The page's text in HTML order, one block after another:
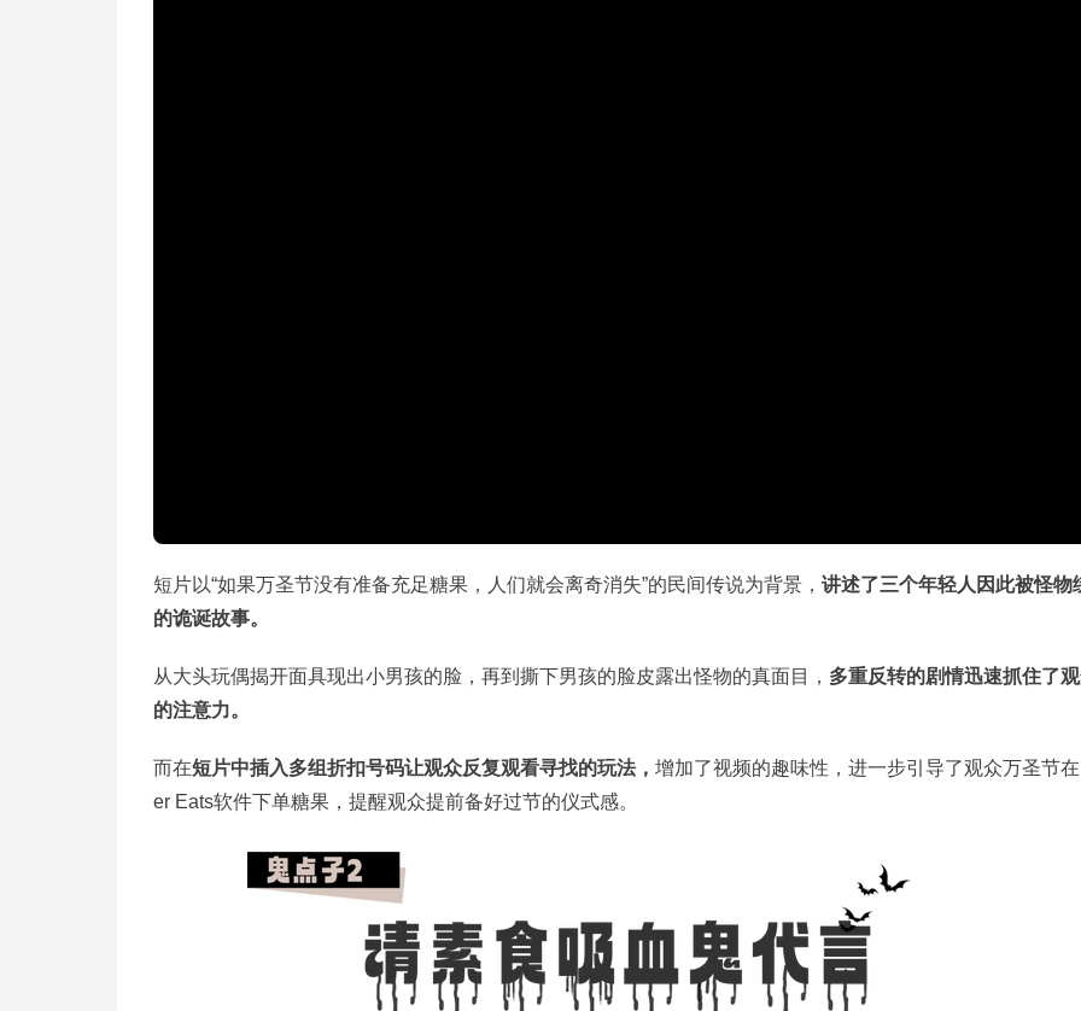
短片以“如果万圣节没有准备充足糖果，人们就会离奇消失”的民间传说为背景， 讲述了三个年轻人因此被怪物
的诡诞故事。
从大头玩偶揭开面具现出小男孩的脸，再到撕下男孩的脸皮露出怪物的真面目， 多重反转的剧情迅速抓住了
的注意力。
而在短片中插入多组折扣号码让观众反复观看寻找的玩法， 增加了视频的趣味性，进一步引导了观众万圣节
er Eats软件下单糖果，提醒观众提前备好过节的仪式感。